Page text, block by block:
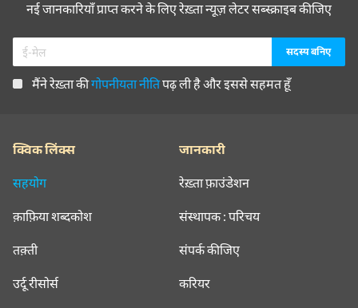
नई जानकारियाँ प्राप्त करने के लिए रेख़्ता न्यूज़ लेटर सब्स्क्राइब कीजिए
मैंने रेख़्ता कीगोपनीयता नीतिपढ़ ली है और इससे सहमत हूँ
क्विक लिंक्स
सहयोग
क़ाफ़िया शब्दकोश
तक़्ती
उर्दू रीसोर्स
जानकारी
रेख़्ता फ़ाउंडेशन
संस्थापक : परिचय
संपर्क कीजिए
करियर